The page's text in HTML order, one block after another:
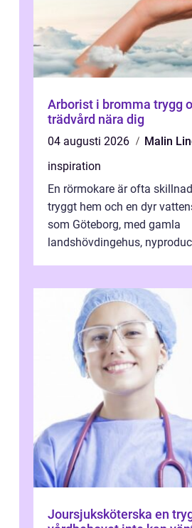
Arborist i bromma trygg och hållbar
trädvård nära dig
04 augusti 2026
Malin
inspiration
En rörmokare är ofta
tryggt hem och en dyr
som Göteborg, med gamla
landshövdingehus,
Joursjuksköterska en trygghet när